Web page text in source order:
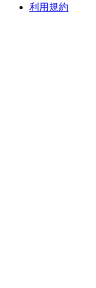
利用規約